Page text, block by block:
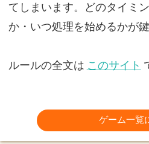
てしまいます。どのタイミ
か・いつ処理を始めるかが
ルールの全文は このサイト
ゲーム一覧